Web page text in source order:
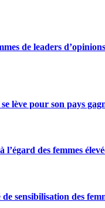
de leaders
lève pour son pays
des femmes
sensibilisation des